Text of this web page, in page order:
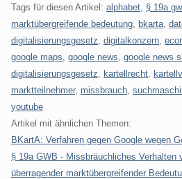
Tags für diesen Artikel: alphabet § 19a
marktübergreifende bedeutung
bkarta
digitalisierungsgesetz digitalkonzern
google maps google news google news
digitalisierungsgesetz
kartellrecht
marktteilnehmer, missbrauch
youtube
Artikel mit ähnlichen Themen:
BKartA: Verfahren gegen Google wegen
§ 19a GWB - Missbräuchliches Verhalten
überragender marktübergreifender